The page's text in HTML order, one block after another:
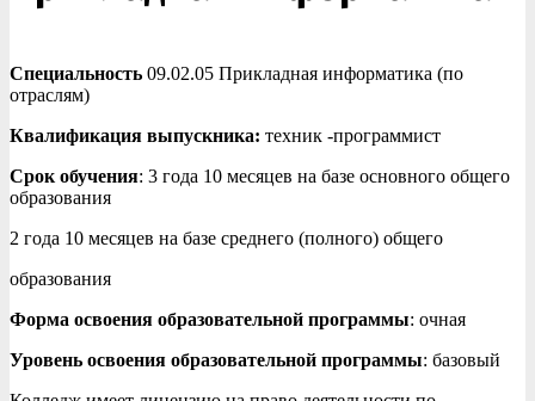
Специальность 09.02.05 Прикладная информатика (по
отраслям)
Квалификация выпускника: техник -программист
Срок обучения: 3 года 10 месяцев на базе основного общего
образования
2 года 10 месяцев на базе среднего (полного) общего
образования
Форма освоения образовательной программы: очная
Уровень освоения образовательной программы: базовый